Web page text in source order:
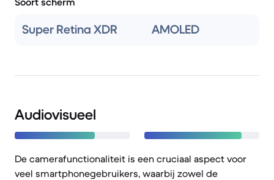
Super Retina XDR AMOLED
Audiovisueel
De camerafunctionaliteit is een cruciaal aspect voor
veel smartphonegebruikers, waarbij zowel de